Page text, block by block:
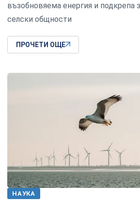
възобновяема енергия и подкрепа
селски общности
ПРОЧЕТИ ОЩЕ
НАУКА